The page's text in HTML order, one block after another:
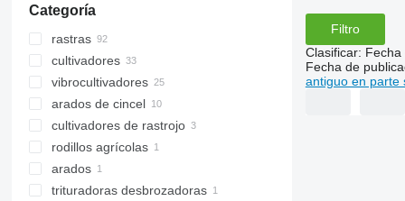
Categoría
rastras
gradas rotativas
gradas de discos
gradas de dientes
cultivadores
vibrocultivadores
arados de cincel
cultivadores de rastrojo
rodillos agrícolas
otros rodillos de campo
arados
trituradoras desbrozadoras
Filtro
Clasificar: Fecha
Fecha de
antiguo en parte